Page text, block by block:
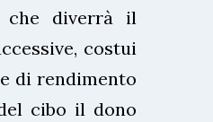
che diverrà il
costui
di rendimento
cibo il dono